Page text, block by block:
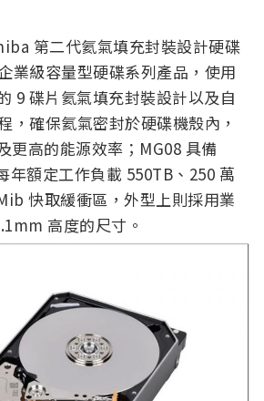
第二代氦氣填充封裝設計硬碟
業級容量型硬碟系列產品，使用
9 碟片氦氣填充封裝設計以及自
，確保氦氣密封於硬碟機殼內，
更高的能源效率；MG08 具備
額定工作負載 550TB、250 萬
快取緩衝區，外型上則採用業
高度的尺寸。